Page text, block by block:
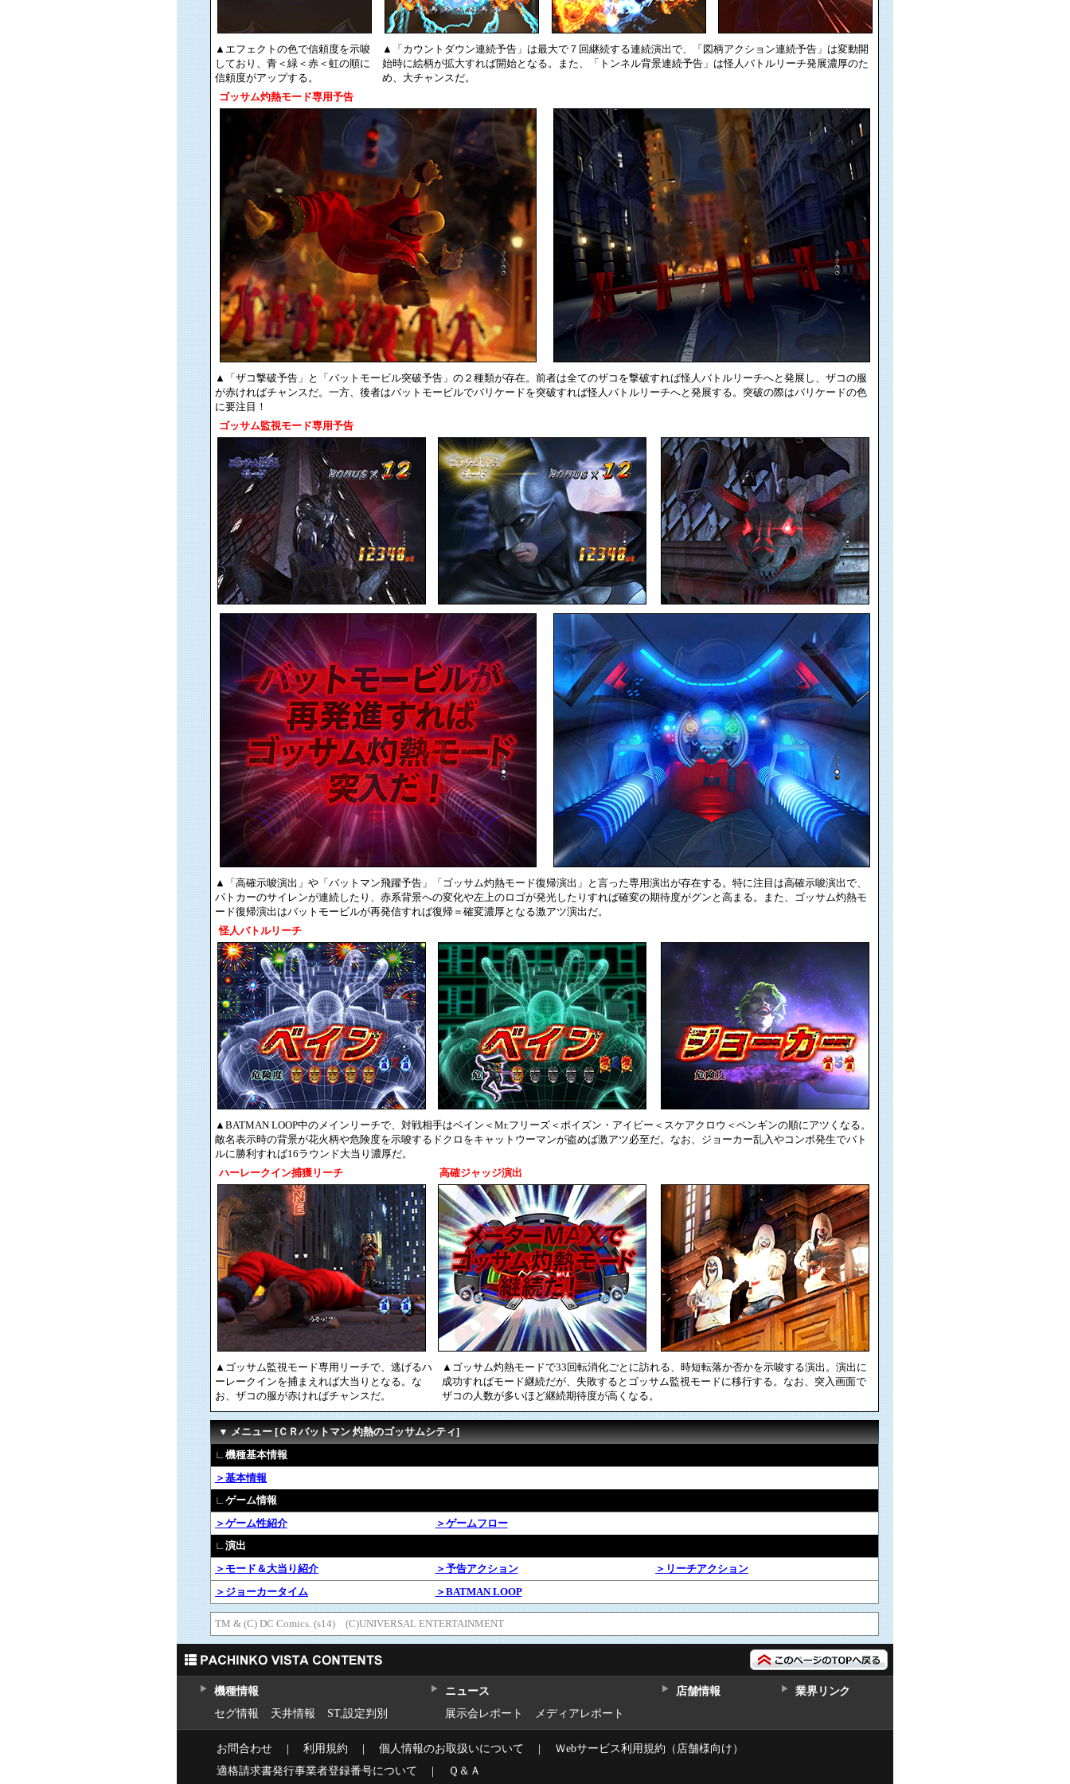
▲エフェクトの色で信頼度を示唆
しており、青＜緑＜赤＜虹の順に
信頼度がアップする。
▲「カウントダウン連続予告」は最大で７回継続する連続演出で、「図柄アクション連続予告」は変動開
始時に絵柄が拡大すれば開始となる。また、「トンネル背景連続予告」は怪人バトルリーチ発展濃厚のた
め、大チャンスだ。
ゴッサム灼熱モード専用予告
▲「ザコ撃破予告」と「バットモービル突破予告」の２種類が存在。前者は全てのザコを撃破すれば怪人バトルリーチへと発展し、ザコの服
が赤ければチャンスだ。一方、後者はバットモービルでバリケードを突破すれば怪人バトルリーチへと発展する。突破の際はバリケードの色
に要注目！
ゴッサム監視モード専用予告
▲「高確示唆演出」や「バットマン飛躍予告」「ゴッサム灼熱モード復帰演出」と言った専用演出が存在する。特に注目は高確示唆演出で、
パトカーのサイレンが連続したり、赤系背景への変化や左上のロゴが発光したりすれば確変の期待度がグンと高まる。また、ゴッサム灼熱モ
ード復帰演出はバットモービルが再発信すれば復帰＝確変濃厚となる激アツ演出だ。
怪人バトルリーチ
▲BATMAN LOOP中のメインリーチで、対戦相手はベイン＜Mr.フリーズ＜ポイズン・アイビー＜スケアクロウ＜ペンギンの順にアツくなる。
敵名表示時の背景が花火柄や危険度を示唆するドクロをキャットウーマンが盗めば激アツ必至だ。なお、ジョーカー乱入やコンボ発生でバト
ルに勝利すれば16ラウンド大当り濃厚だ。
ハーレークイン捕獲リーチ
高確ジャッジ演出
▲ゴッサム監視モード専用リーチで、逃げるハ
ーレークインを捕まえれば大当りとなる。な
お、ザコの服が赤ければチャンスだ。
▲ゴッサム灼熱モードで33回転消化ごとに訪れる、時短転落か否かを示唆する演出。演出に
成功すればモード継続だが、失敗するとゴッサム監視モードに移行する。なお、突入画面で
ザコの人数が多いほど継続期待度が高くなる。
▼ メニュー [ＣＲバットマン 灼熱のゴッサムシティ]
∟機種基本情報
＞基本情報
∟ゲーム情報
＞ゲーム性紹介
＞ゲームフロー
∟演出
＞モード＆大当り紹介
＞予告アクション
＞リーチアクション
＞ジョーカータイム
＞BATMAN LOOP
TM & (C) DC Comics. (s14) (C)UNIVERSAL ENTERTAINMENT
機種情報
セグ情報
天井情報 ST,設定判別
ニュース
展示会レポート
メディアレポート
店舗情報 業界リンク
お問合わせ ｜ 利用規約 ｜ 個人情報のお取扱いについて ｜ Ｗebサービス利用規約（店舗様向け）
適格請求書発行事業者登録番号について ｜ Ｑ＆Ａ